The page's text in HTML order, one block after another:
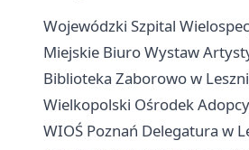
Wojewódzki Szpital
Miejskie Biuro Wystaw
Biblioteka Zaborowo w
Wielkopolski Ośrodek
WIOŚ Poznań Delegatura w